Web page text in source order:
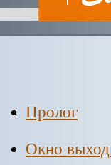
Пролог
Окно